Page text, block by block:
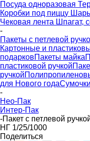
Посуда одноразовая
Коробки под пиццу
Чековая лента Шпагат,
-
Пакеты с петлевой
Картонные и
подарковПакеты майка
пластиковой ручкой
ручкой
для Нового года
-
Нео-Пак
Интер-Пак
-Пакет с петлевой
НГ 1/25/1000
Поделиться